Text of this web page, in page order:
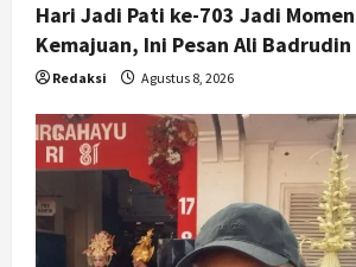
Hari Jadi Pati ke-703 Jadi
Kemajuan, Ini Pesan Ali Badrudin
Redaksi Agustus 8, 2026